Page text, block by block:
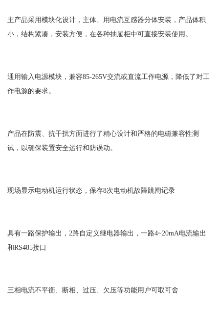
主产品采用模块化设计，主体、用电流互感器分体安装，产品体积
小，结构紧凑，安装方便，在各种抽屉柜中可直接安装使用。
通用输入电源模块，兼容85-265V交流或直流工作电源，降低了对工
作电源的要求。
产品在防震、抗干扰方面进行了精心设计和严格的电磁兼容性测
试，以确保装置安全运行和防误动。
现场显示电动机运行状态，保存8次电动机故障跳闸记录
具有一路保护输出，2路自定义继电器输出，一路4~20mA电流输出
和RS485接口
三相电流不平衡、断相、过压、欠压等功能用户可取可舍